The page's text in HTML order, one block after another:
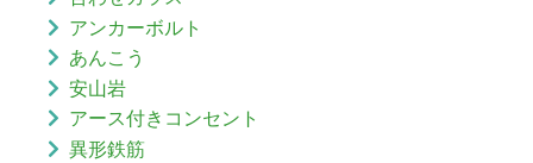
アンカーボルト
あんこう
安山岩
アース付きコンセント
異形鉄筋